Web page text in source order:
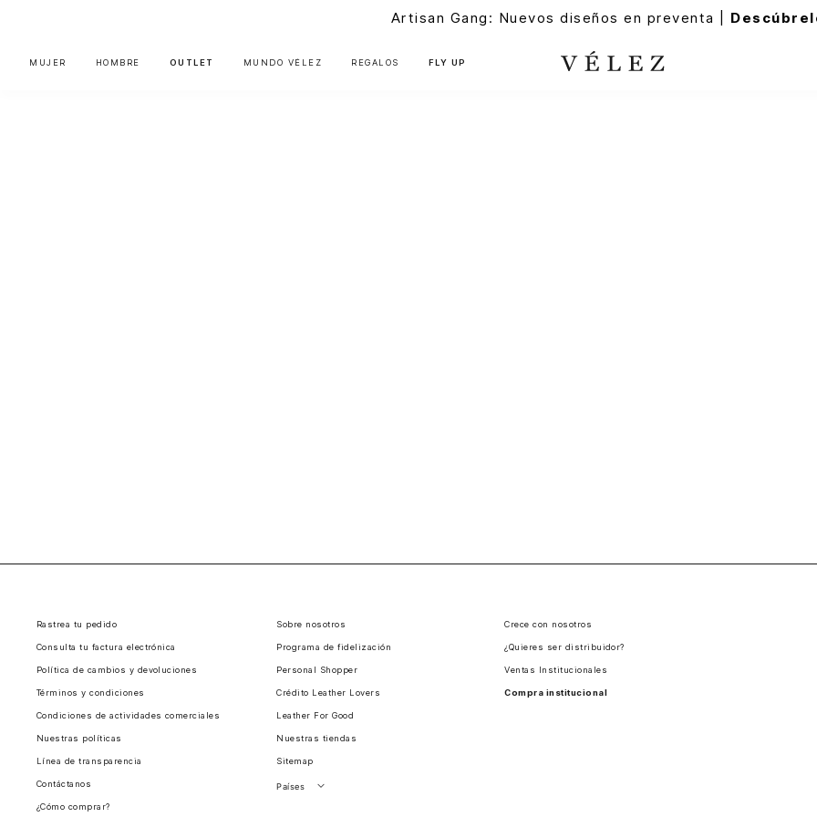
Artisan Gang: Nuevos diseños en preventa |
MUJER HOMBRE OUTLET MUNDO VÉLEZ REGALOS FLY UP
Rastrea tu pedido
Consulta tu factura electrónica
Política de cambios y devoluciones
Términos y condiciones
Condiciones de actividades comerciales
Nuestras políticas
Línea de transparencia
Contáctanos
¿Cómo comprar?
Sobre nosotros
Programa de fidelización
Personal Shopper
Crédito Leather Lovers
Leather For Good
Nuestras tiendas
Sitemap
Países
Crece con nosotros
¿Quieres ser distribuidor?
Ventas Institucionales
Compra institucional